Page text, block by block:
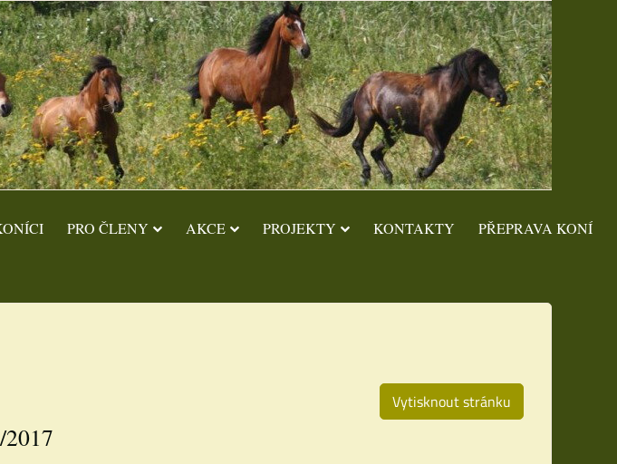
PRO ČLENY AKCE PROJEKTY KONTAKTY PŘEPRAVA KONÍ
Vytisknout stránku